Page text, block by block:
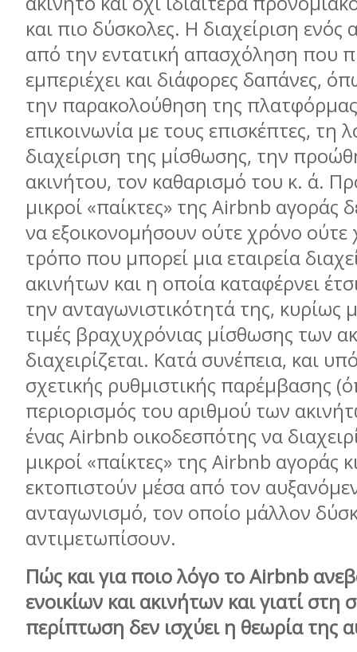
και πιο δύσκολες. Η διαχείριση ενός
από την εντατική απασχόληση που
εμπεριέχει και διάφορες δαπάνες,
την παρακολούθηση της
επικοινωνία με τους επισκέπτες, τη
διαχείριση της μίσθωσης, την
ακινήτου, τον καθαρισμό του κ. ά.
μικροί «παίκτες» της Airbnb αγοράς
να εξοικονομήσουν ούτε χρόνο
τρόπο που μπορεί μια εταιρεία
ακινήτων και η οποία καταφέρνει
την ανταγωνιστικότητά της, κυρίως
τιμές βραχυχρόνιας μίσθωσης των
διαχειρίζεται. Κατά συνέπεια, και
σχετικής ρυθμιστικής παρέμβασης
περιορισμός του αριθμού των
ένας Airbnb οικοδεσπότης να
μικροί «παίκτες» της Airbnb αγοράς
εκτοπιστούν μέσα από τον
ανταγωνισμό, τον οποίο μάλλον
αντιμετωπίσουν.
Πώς και για ποιο λόγο τοAirbnb
ενοικίων και ακινήτων και γιατί στη
περίπτωση δεν ισχύει η θεωρία της